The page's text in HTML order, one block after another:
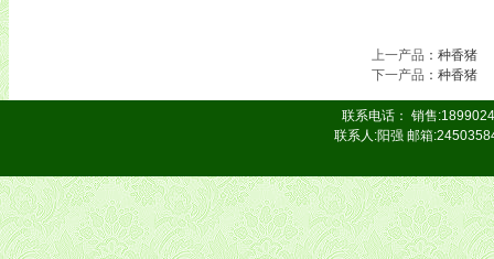
上一产品 ： 种香猪
下一产品 ： 种香猪
联系电话： 销售
联系人:阳强 邮箱